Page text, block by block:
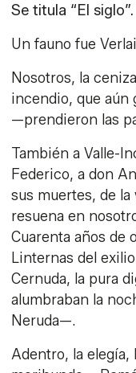
Se titula “El
Un fauno fue
Nosotros, la
incendio, que aún
—prendieron las
También a Valle-
Federico, a don
sus muertes, de la
resuena en
Cuarenta años de
Linternas del
Cernuda, la pura
alumbraban la
Neruda—.
Adentro, la elegía,